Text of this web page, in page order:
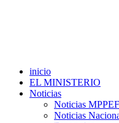
inicio
EL MINISTERIO
Noticias
Noticias MPPEF
Noticias